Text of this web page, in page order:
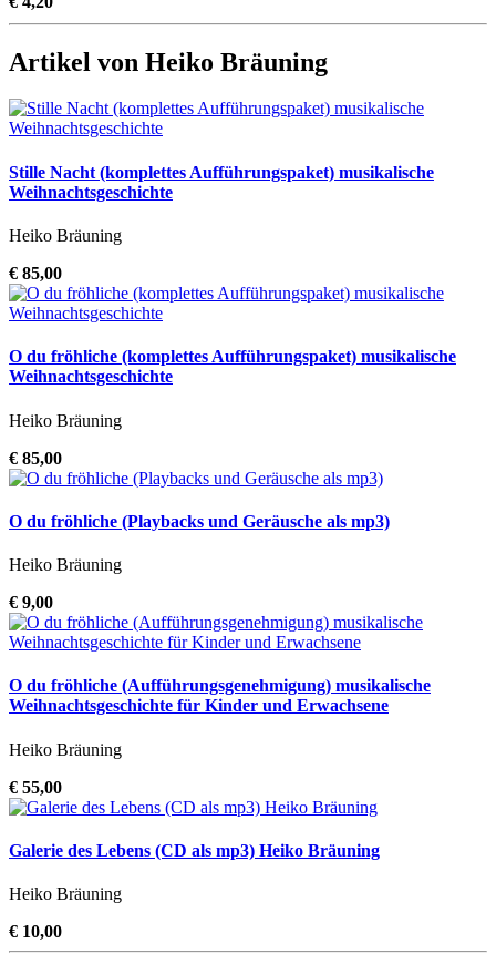
Artikel von Heiko Bräuning
Stille Nacht (komplettes Aufführungspaket) musikalische
Weihnachtsgeschichte
Heiko Bräuning
€ 85,00
O du fröhliche (komplettes Aufführungspaket) musikalische
Weihnachtsgeschichte
Heiko Bräuning
€ 85,00
O du fröhliche (Playbacks und Geräusche als mp3)
Heiko Bräuning
€ 9,00
O du fröhliche (Aufführungsgenehmigung) musikalische
Weihnachtsgeschichte für Kinder und Erwachsene
Heiko Bräuning
€ 55,00
Galerie des Lebens (CD als mp3) Heiko Bräuning
Heiko Bräuning
€ 10,00